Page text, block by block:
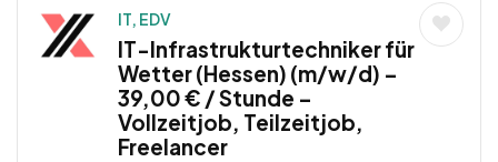
IT, EDV
IT-Infrastrukturtechniker für
Wetter (Hessen) (m/w/d) –
39,00 € / Stunde –
Vollzeitjob, Teilzeitjob,
Freelancer